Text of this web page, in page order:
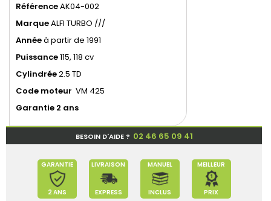
RéférenceAK04-002
MarqueALFI TURBO ///
Annéeà partir de 1991
Puissance115, 118 cv
Cylindrée2.5 TD
Code moteur VM 425
Garantie 2 ans
BESOIN D'AIDE ? 02 46 65 09 41
GARANTIE
2 ANS
LIVRAISON
EXPRESS
MANUEL
INCLUS
MEILLEUR
PRIX